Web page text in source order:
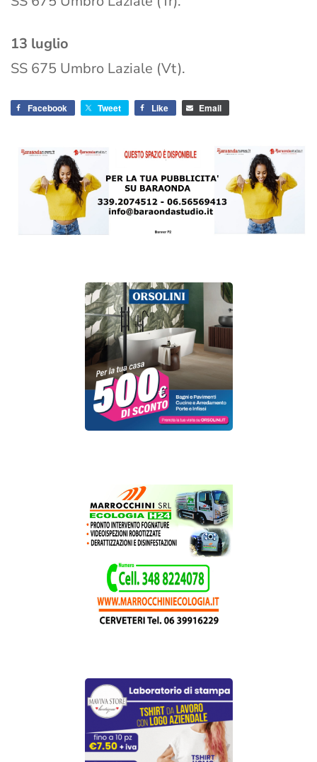
13 luglio
SS 675 Umbro Laziale (Vt).
Facebook Tweet Like Email